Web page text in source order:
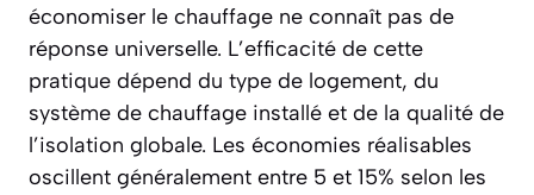
économiser le chauffage ne connaît pas de
réponse universelle. L’efficacité de cette
pratique dépend du type de logement, du
système de chauffage installé et de la qualité de
l’isolation globale. Les économies réalisables
oscillent généralement entre 5 et 15% selon les